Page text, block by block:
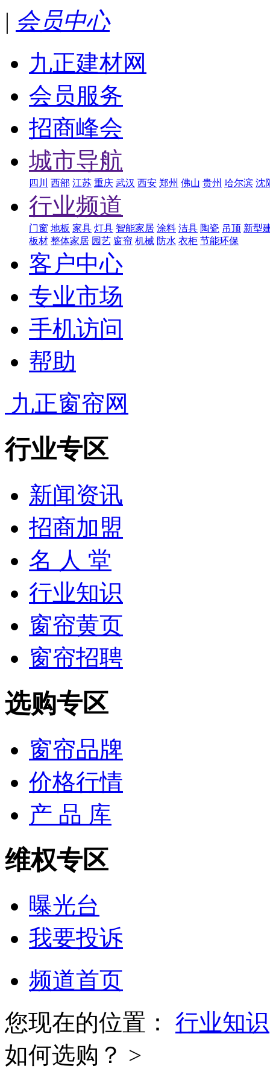
| 会员中心
九正建材网
会员服务
招商峰会
城市导航
四川 西部 江苏 重庆 武汉 西安 郑州 佛山 贵州 哈尔滨 沈
行业频道
门窗 地板 家具 灯具 智能家居 涂料 洁具 陶瓷 吊顶 新型
板材 整体家居 园艺 窗帘 机械 防水 衣柜 节能环保
客户中心
专业市场
手机访问
帮助
九正窗帘网
行业专区
新闻资讯
招商加盟
名 人 堂
行业知识
窗帘黄页
窗帘招聘
选购专区
窗帘品牌
价格行情
产 品 库
维权专区
曝光台
我要投诉
频道首页
您现在的位置：
行业知识
如何选购？ >